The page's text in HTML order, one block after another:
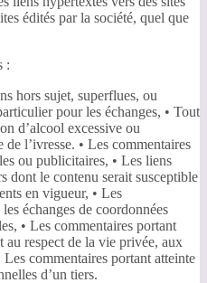
édités par la société, quel que
:
hors sujet, superflues, ou
pour les échanges, • Tout
d’alcool excessive ou
l’ivresse. • Les commentaires
ou publicitaires, • Les liens
dont le contenu serait susceptible
en vigueur, • Les
échanges de coordonnées
• Les commentaires portant
au respect de la vie privée, aux
commentaires portant atteinte
d’un tiers.